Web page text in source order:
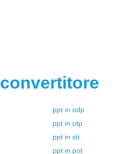
convertitore
ppt in odp
ppt in otp
ppt in sti
ppt in pot